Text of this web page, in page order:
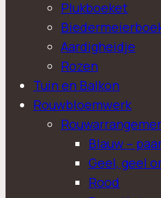
Plukboeket
Aardigheidje
Rozen
Tuin en Balkon
Rouwbloemwerk
Blauw –
Geel, geel
Rood